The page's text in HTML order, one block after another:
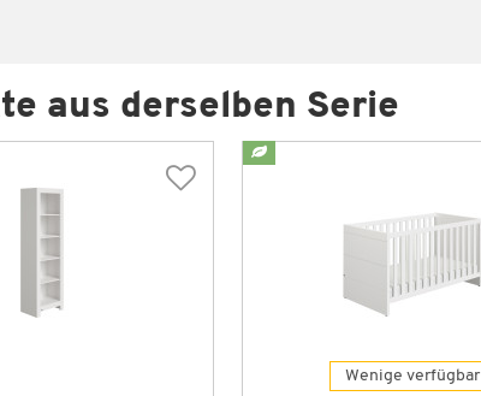
aus derselben Serie
Wenige verfügbar